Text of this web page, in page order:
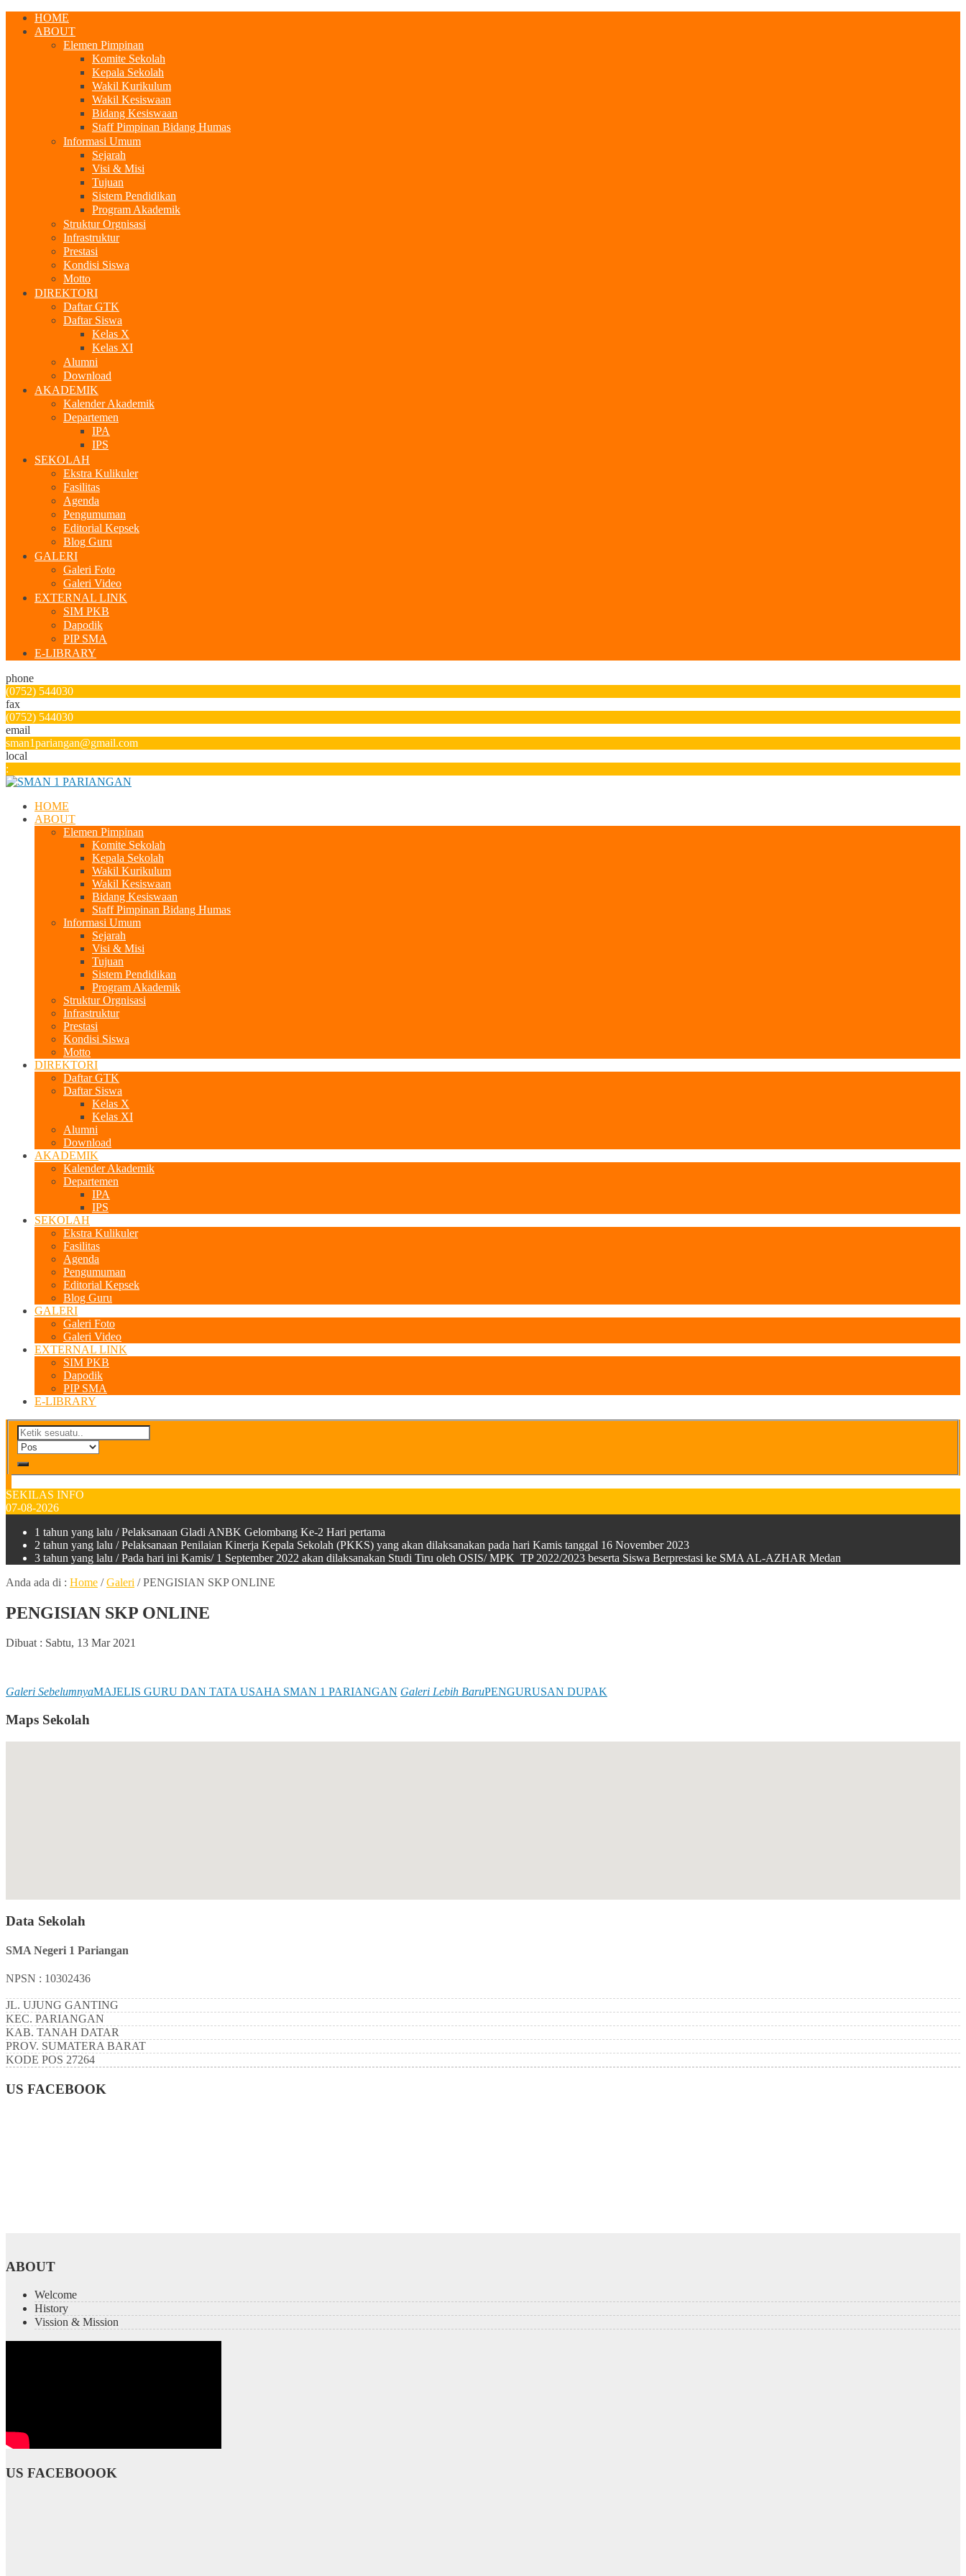
HOME
ABOUT
Elemen Pimpinan
Komite Sekolah
Kepala Sekolah
Wakil Kurikulum
Wakil Kesiswaan
Bidang Kesiswaan
Staff Pimpinan Bidang Humas
Informasi Umum
Sejarah
Visi & Misi
Tujuan
Sistem Pendidikan
Program Akademik
Struktur Orgnisasi
Infrastruktur
Prestasi
Kondisi Siswa
Motto
DIREKTORI
Daftar GTK
Daftar Siswa
Kelas X
Kelas XI
Alumni
Download
AKADEMIK
Kalender Akademik
Departemen
IPA
IPS
SEKOLAH
Ekstra Kulikuler
Fasilitas
Agenda
Pengumuman
Editorial Kepsek
Blog Guru
GALERI
Galeri Foto
Galeri Video
EXTERNAL LINK
SIM PKB
Dapodik
PIP SMA
E-LIBRARY
phone
(0752) 544030
fax
(0752) 544030
email
sman1pariangan@gmail.com
local
:
HOME
ABOUT
Elemen Pimpinan
Komite Sekolah
Kepala Sekolah
Wakil Kurikulum
Wakil Kesiswaan
Bidang Kesiswaan
Staff Pimpinan Bidang Humas
Informasi Umum
Sejarah
Visi & Misi
Tujuan
Sistem Pendidikan
Program Akademik
Struktur Orgnisasi
Infrastruktur
Prestasi
Kondisi Siswa
Motto
DIREKTORI
Daftar GTK
Daftar Siswa
Kelas X
Kelas XI
Alumni
Download
AKADEMIK
Kalender Akademik
Departemen
IPA
IPS
SEKOLAH
Ekstra Kulikuler
Fasilitas
Agenda
Pengumuman
Editorial Kepsek
Blog Guru
GALERI
Galeri Foto
Galeri Video
EXTERNAL LINK
SIM PKB
Dapodik
PIP SMA
E-LIBRARY
SEKILAS INFO
07-08-2026
1 tahun yang lalu / Pelaksanaan Gladi ANBK Gelombang Ke-2 Hari pertama
2 tahun yang lalu / Pelaksanaan Penilaian Kinerja Kepala Sekolah (PKKS) yang akan dilaksanakan pada hari Kamis tanggal 16 November 2023
3 tahun yang lalu / Pada hari ini Kamis/ 1 September 2022 akan dilaksanakan Studi Tiru oleh OSIS/ MPK TP 2022/2023 beserta Siswa Berprestasi ke SMA AL-AZHAR Medan
Anda ada di : Home /Galeri /PENGISIAN SKP ONLINE
PENGISIAN SKP ONLINE
Dibuat : Sabtu, 13 Mar 2021
Galeri SebelumnyaMAJELIS GURU DAN TATA USAHA SMAN 1 PARIANGAN Galeri Lebih BaruPENGURUSAN DUPAK
Maps Sekolah
Data Sekolah
SMA Negeri 1 Pariangan
NPSN : 10302436
JL. UJUNG GANTING
KEC. PARIANGAN
KAB. TANAH DATAR
PROV. SUMATERA BARAT
KODE POS 27264
US FACEBOOK
ABOUT
Welcome
History
Vission & Mission
US FACEBOOOK